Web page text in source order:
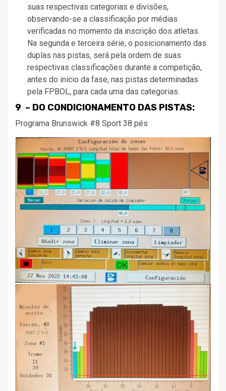
suas respectivas categorias e divisões,
observando-se a classificação por médias
verificadas no momento da inscrição dos atletas.
Na segunda e terceira série, o posicionamento das
duplas nas pistas, será pela ordem de suas
respectivas classificações durante a competição,
antes do início da fase, nas pistas determinadas
pela FPBOL, para cada uma das categorias.
9 – DO CONDICIONAMENTO DAS PISTAS:
Programa Brunswick #8 Sport 38 pés